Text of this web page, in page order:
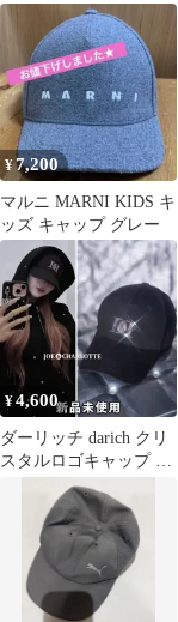
¥7,200
マルニ MARNI KIDS キ
ッズ キャップ グレー
¥4,600
ダーリッチ darich クリ
スタルロゴキャップ 帽
子 BLK ブラック